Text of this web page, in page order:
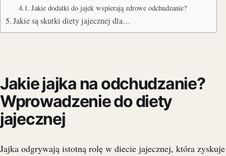
Jakie dodatki do jajek wspierają zdrowe odchudzanie?
Jakie są skutki diety jajecznej dla…
Jakie jajka na odchudzanie?
Wprowadzenie do diety
jajecznej
Jajka odgrywają istotną rolę w diecie jajecznej, która zyskuje